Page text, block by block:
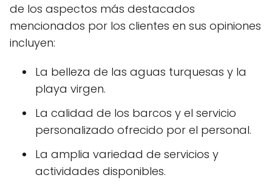
de los aspectos más destacados
mencionados por los clientes en sus opiniones
incluyen:
La belleza de las aguas turquesas y la
playa virgen.
La calidad de los barcos y el servicio
personalizado ofrecido por el personal.
La amplia variedad de servicios y
actividades disponibles.